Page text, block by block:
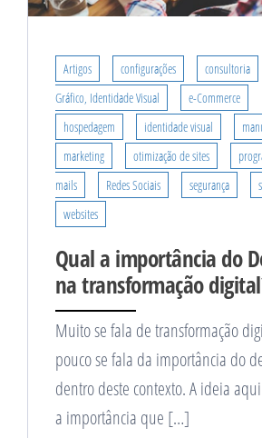
Artigos configurações consultoria
Gráfico, Identidade Visual
e-Commerce
hospedagem
identidade visual
marketing
otimização de sites
mails
Redes Sociais segurança
websites
Qual a importância do
na transformação
Muito se fala de transformação
pouco se fala da importância do
dentro deste contexto. A ideia
a importância que […]